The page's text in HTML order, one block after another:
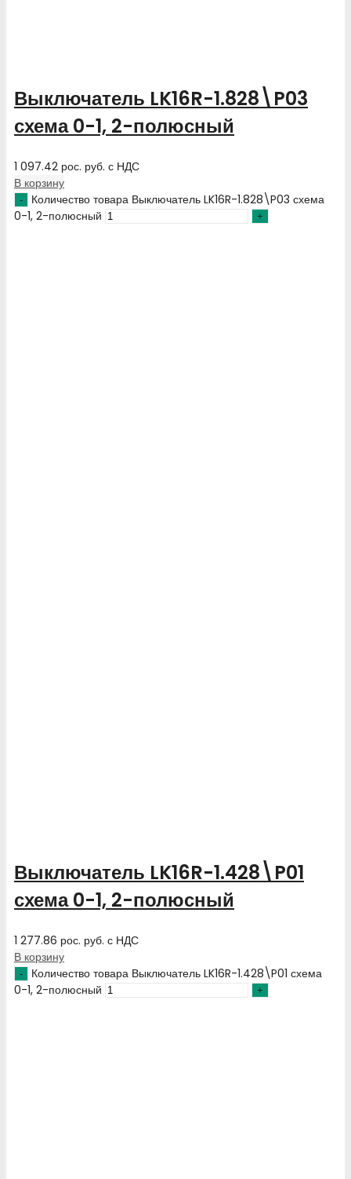
Выключатель LK16R-1.828\P03
схема 0-1, 2-полюсный
1 097.42 рос. руб. с НДС
В корзину
Количество товара Выключатель LK16R-1.828\P03 схема
0-1, 2-полюсный
Выключатель LK16R-1.428\P01
схема 0-1, 2-полюсный
1 277.86 рос. руб. с НДС
В корзину
Количество товара Выключатель LK16R-1.428\P01 схема
0-1, 2-полюсный